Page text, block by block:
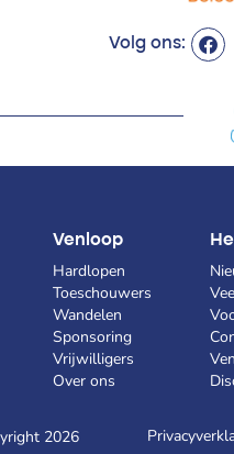
Volg ons:
Venloop
Hardlopen
Toeschouwers
Wandelen
Sponsoring
Vrijwilligers
Over ons
2026